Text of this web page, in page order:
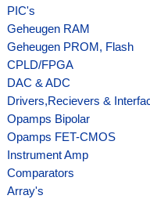
PIC's
Geheugen RAM
Geheugen PROM, Flash
CPLD/FPGA
DAC & ADC
Drivers,Recievers &
Opamps Bipolar
Opamps FET-CMOS
Instrument Amp
Comparators
Array's